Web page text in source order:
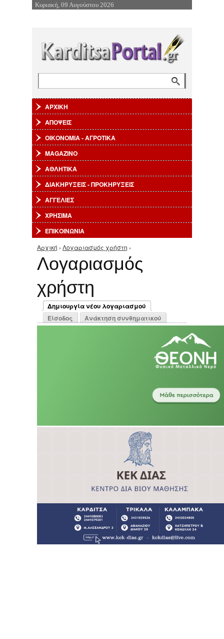
Επιστροφή στην Πλοήγηση
Κυριακή, 09 Αυγούστου 2026
ΑΡΧΙΚΗ
ΑΠΟΨΕΙΣ
ΟΙΚΟΝΟΜΙΑ - ΑΓΡΟΤΙΚΑ
MAGAZINO
ΑΘΛΗΤΙΚΑ
ΔΙΑΚΗΡΥΞΕΙΣ - ΠΡΟΚΗΡΥΞΕΙΣ
ΑΓΓΕΛΙΕΣ
ΧΡΗΣΙΜΑ
ΕΠΙΚΟΙΝΩΝΙΑ
Είστε εδώ
Αρχική › Λογαριασμός χρήστη ›
Λογαριασμός
χρήστη
Πρωτεύουσες καρτέλες
Δημιουργία νέου λογαριασμού
(ενεργή καρτέλα)
Είσοδος Ανάκτηση συνθηματικού